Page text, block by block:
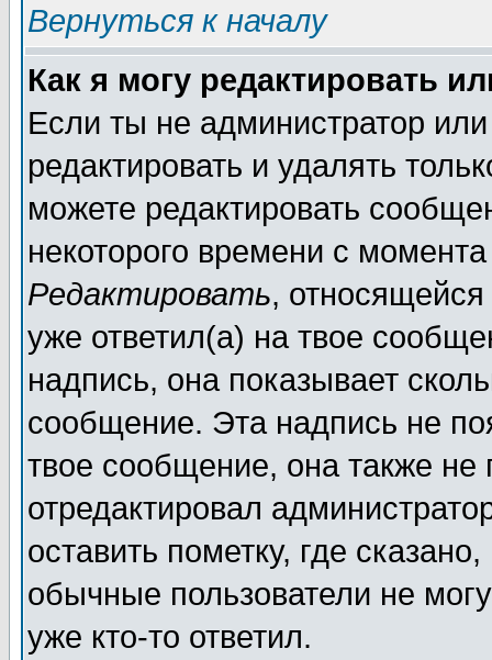
Вернуться к началу
Как я могу редактировать
Если ты не администратор
редактировать и удалять
можете редактировать
некоторого времени с
Редактировать,
уже ответил(а) на твое
надпись, она показывает
сообщение. Эта надпись не
твое сообщение, она также
отредактировал
оставить пометку, где
обычные пользователи не
уже кто-то ответил.